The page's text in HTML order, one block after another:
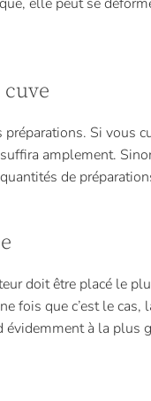
Si vous
amplement.
de
doit être placé le
fois que c’est le
à la plus